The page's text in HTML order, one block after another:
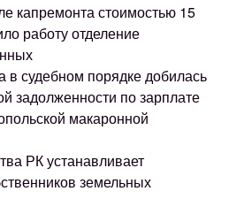
капремонта стоимостью 15
работу отделение
в судебном порядке добилась
задолженности по зарплате
макаронной
РК устанавливает
земельных